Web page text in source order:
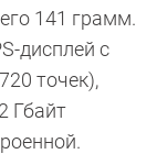
141 грамм.
дисплей с
точек),
Гбайт